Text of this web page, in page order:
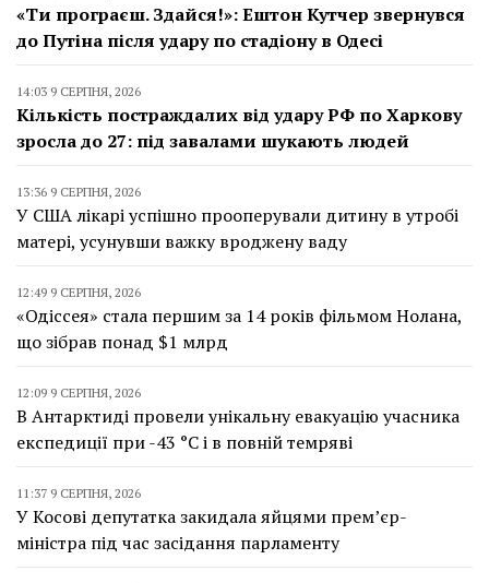
«Ти програєш. Здайся!»: Ештон Кутчер звернувся
до Путіна після удару по стадіону в Одесі
14:03 9 СЕРПНЯ, 2026
Кількість постраждалих від удару РФ по Харкову
зросла до 27: під завалами шукають людей
13:36 9 СЕРПНЯ, 2026
У США лікарі успішно прооперували дитину в утробі
матері, усунувши важку вроджену ваду
12:49 9 СЕРПНЯ, 2026
«Одіссея» стала першим за 14 років фільмом Нолана,
що зібрав понад $1 млрд
12:09 9 СЕРПНЯ, 2026
В Антарктиді провели унікальну евакуацію учасника
експедиції при -43 °C і в повній темряві
11:37 9 СЕРПНЯ, 2026
У Косові депутатка закидала яйцями прем’єр-
міністра під час засідання парламенту